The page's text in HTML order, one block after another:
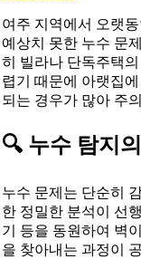
여주 지역에서 오랫
예상치 못한 누수 문
히 빌라나 단독주택
렵기 때문에 아랫집
되는 경우가 많아 주
🔍 누수 탐지
누수 문제는 단순히
한 정밀한 분석이 선
기 등을 동원하여 벽
을 찾아내는 과정이